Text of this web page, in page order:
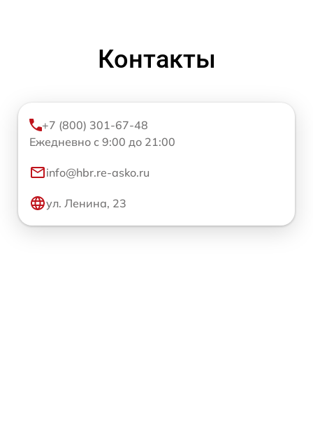
Контакты
+7 (800) 301-67-48
Ежедневно с 9:00 до 21:00
info@hbr.re-asko.ru
ул. Ленина, 23